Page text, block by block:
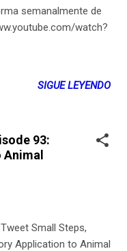
semanalmente de
watch?
SIGUE LEYENDO
93:
Animal
Small Steps,
Application to Animal